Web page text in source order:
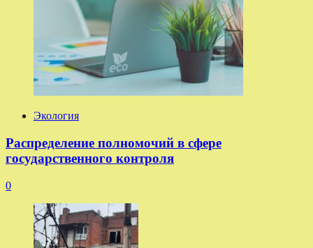
Экология
Распределение полномочий в сфере
государственного контроля
0